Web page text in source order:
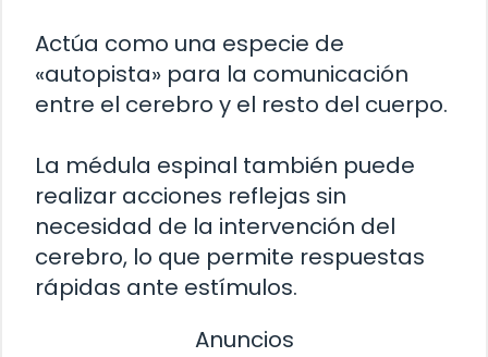
Actúa como una especie de
«autopista» para la comunicación
entre el cerebro y el resto del cuerpo.
La médula espinal también puede
realizar acciones reflejas sin
necesidad de la intervención del
cerebro, lo que permite respuestas
rápidas ante estímulos.
Anuncios